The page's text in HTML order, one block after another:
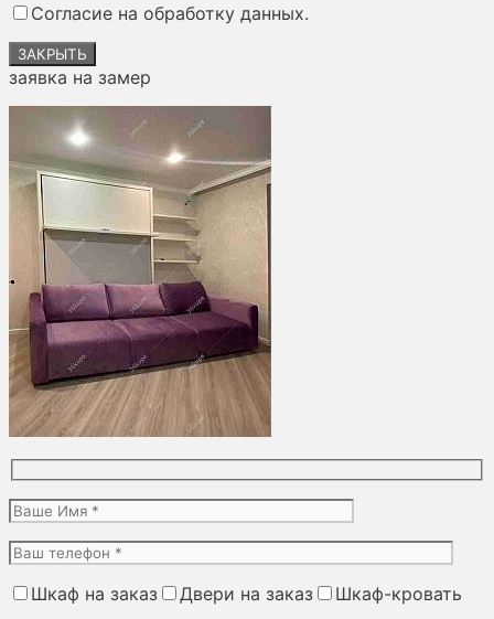
пустым.
Согласие на обработку данных.
ЗАКРЫТЬ
заявка на замер
Шкаф на заказ Двери на заказ
Шкаф-кровать